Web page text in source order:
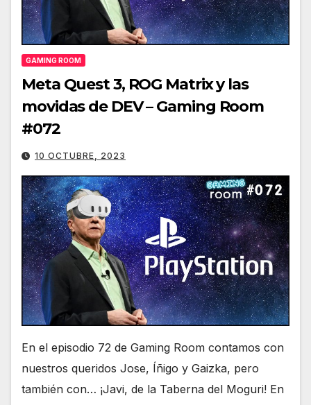
GAMING ROOM
Meta Quest 3, ROG Matrix y las
movidas de DEV – Gaming Room
#072
10 OCTUBRE, 2023
En el episodio 72 de Gaming Room contamos con
nuestros queridos Jose, Íñigo y Gaizka, pero
también con… ¡Javi, de la Taberna del Moguri! En